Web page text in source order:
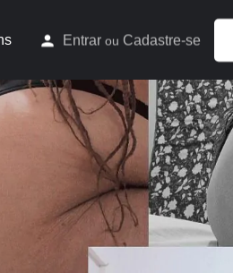
Entrar ou Cadastre-se